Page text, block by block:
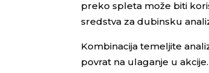
preko spleta može biti
sredstva za dubinsku
Kombinacija temeljite
povrat na ulaganje u akcije.